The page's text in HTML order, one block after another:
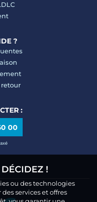
?
:
00
!
ou des technologies
services et offres